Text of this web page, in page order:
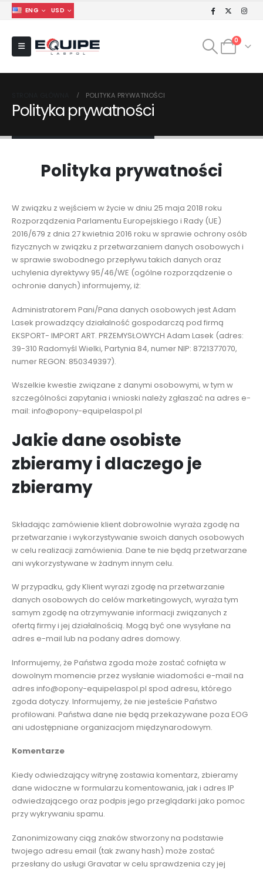
ENG USD
0
POLITYKA PRYWATNOŚCI
Polityka prywatności
Polityka prywatności
W związku z wejściem w życie w dniu 25 maja 2018 roku
Rozporządzenia Parlamentu Europejskiego i Rady (UE)
2016/679 z dnia 27 kwietnia 2016 roku w sprawie ochrony osób
fizycznych w związku z przetwarzaniem danych osobowych i
w sprawie swobodnego przepływu takich danych oraz
uchylenia dyrektywy 95/46/WE (ogólne rozporządzenie o
ochronie danych) informujemy, iż:
Administratorem Pani/Pana danych osobowych jest Adam
Lasek prowadzący działalność gospodarczą pod firmą
EKSPORT- IMPORT ART. PRZEMYSŁOWYCH Adam Lasek (adres:
39-310 Radomyśl Wielki, Partynia 84, numer NIP: 8721377070,
numer REGON: 850349397).
Wszelkie kwestie związane z danymi osobowymi, w tym w
szczególności zapytania i wnioski należy zgłaszać na adres e-
mail: info@opony-equipelaspol.pl
Jakie dane osobiste
zbieramy i dlaczego je
zbieramy
Składając zamówienie klient dobrowolnie wyraża zgodę na
przetwarzanie i wykorzystywanie swoich danych osobowych
w celu realizacji zamówienia. Dane te nie będą przetwarzane
ani wykorzystywane w żadnym innym celu.
W przypadku, gdy Klient wyrazi zgodę na przetwarzanie
danych osobowych do celów marketingowych, wyraża tym
samym zgodę na otrzymywanie informacji związanych z
ofertą firmy i jej działalnością. Mogą być one wysyłane na
adres e-mail lub na podany adres domowy.
Informujemy, że Państwa zgoda może zostać cofnięta w
dowolnym momencie przez wysłanie wiadomości e-mail na
adres info@opony-equipelaspol.pl spod adresu, którego
zgoda dotyczy. Informujemy, że nie jesteście Państwo
profilowani. Państwa dane nie będą przekazywane poza EOG
ani udostępniane organizacjom międzynarodowym.
Komentarze
Kiedy odwiedzający witrynę zostawia komentarz, zbieramy
dane widoczne w formularzu komentowania, jak i adres IP
odwiedzającego oraz podpis jego przeglądarki jako pomoc
przy wykrywaniu spamu.
Zanonimizowany ciąg znaków stworzony na podstawie
twojego adresu email (tak zwany hash) może zostać
przesłany do usługi Gravatar w celu sprawdzenia czy jej